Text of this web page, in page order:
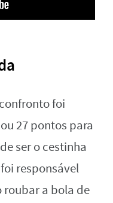
foi
27 pontos para
ser o cestinha
responsável
a bola de